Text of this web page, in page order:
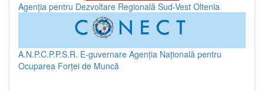
Agenția pentru Dezvoltare Regională Sud-Vest Oltenia
A.N.P.C.P.P.S.R. E-guvernare Agenția Națională pentru
Ocuparea Forței de Muncă